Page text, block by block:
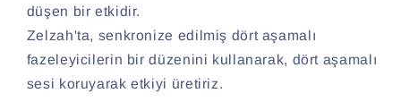
düşen bir etkidir.
Zelzah'ta, senkronize edilmiş dört aşamalı
fazeleyicilerin bir düzenini kullanarak, dört aşamalı
sesi koruyarak etkiyi üretiriz.